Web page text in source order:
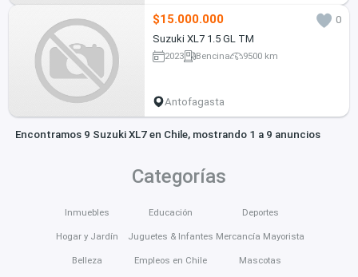
$15.000.000
0
Suzuki XL7 1.5 GL TM
2023 Bencina 9500 km
Antofagasta
Encontramos 9 Suzuki XL7 en Chile, mostrando 1 a 9 anuncios
Categorías
Inmuebles
Hogar y Jardín
Belleza
Educación
Juguetes & Infantes
Empleos en Chile
Deportes
Mercancía Mayorista
Mascotas